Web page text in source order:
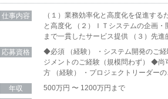
仕事内容
（１）業務効率化と高度化を促進す
と高度化 （２）ＩＴシステムの企画
まで一貫したサービス提供 （３）先
応募資格
◆必須 （経験） ・システム開発のご
ジメントのご経験（規模問わず） ◆尚
方 （経験） ・プロジェクトリーダー
年収
500万円 〜 1200万円まで